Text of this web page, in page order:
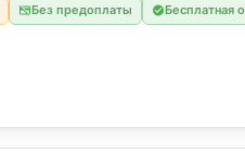
Без предоплаты Бесплатная